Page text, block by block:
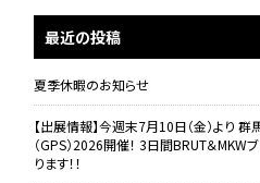
最近の投稿
夏季休暇のお知らせ
【出展情報】今週末7月10日（金）より 群
（GPS）2026開催！ 3日間BRUT＆MKW
ります！！